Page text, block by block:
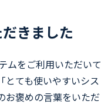
きました
ムをご利用いただいて
とても使いやすいシス
お褒めの言葉をいただ